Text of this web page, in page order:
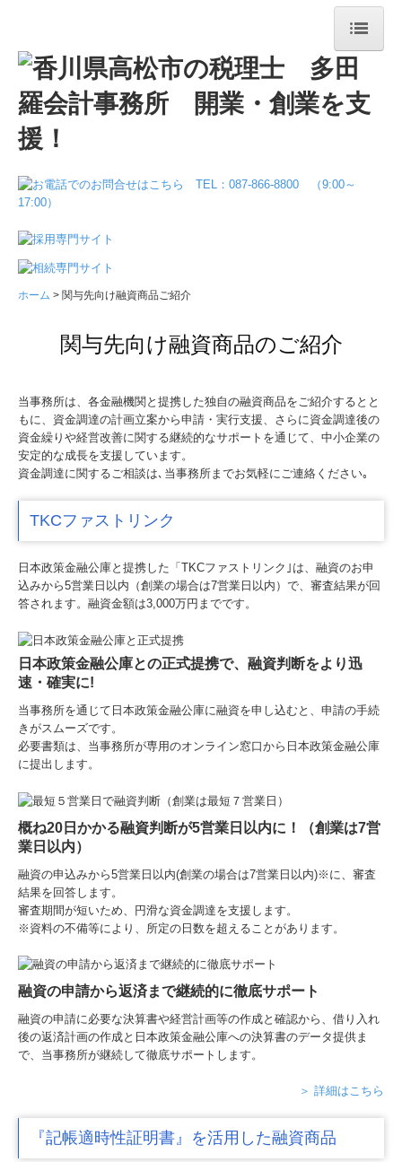
ホーム
事務所案内
お役立ち情報
業務案内
メディア掲載
お問合せ
ホーム 関与先向け融資商品ご紹介
関与先向け融資商品のご紹介
当事務所は、各金融機関と提携した独自の融資商品をご紹介するとと
もに、資金調達の計画立案から申請・実行支援、さらに資金調達後の
資金繰りや経営改善に関する継続的なサポートを通じて、中小企業の
安定的な成長を支援しています。
資金調達に関するご相談は､当事務所までお気軽にご連絡ください｡
TKCファストリンク
日本政策金融公庫と提携した「TKCファストリンク｣は、融資のお申
込みから5営業日以内（創業の場合は7営業日以内）で、審査結果が回
答されます。融資金額は3,000万円までです。
日本政策金融公庫との正式提携で、融資判断をより迅
速・確実に!
当事務所を通じて 日本政策金融公庫に融資を申し込むと、申請の手続
きがスムーズです。
必要書類は、当事務所が専用のオンライン窓口から日本政策金融公庫
に提出します。
概ね20日かかる融資判断が5営業日以内に！（創業は7営
業日以内）
融資の申込みから5営業日以内(創業の場合は7営業日以内)※に、審査
結果を回答します。
審査期間が短いため、円滑な資金調達を支援します。
※資料の不備等により、所定の日数を超えることがあります。
融資の申請から返済まで継続的に徹底サポート
融資の申請に必要な決算書や経営計画等の作成と確認から、借り入れ
後の返済計画の作成と日本政策金融公庫への決算書のデータ提供ま
で、当事務所が継続して徹底サポートします。
＞ 詳細はこちら
『記帳適時性証明書』を活用した融資商品